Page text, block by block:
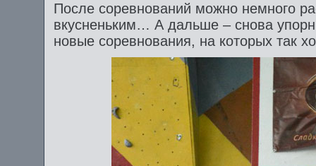
После соревнований можно немного
вкусненьким… А дальше – снова
новые соревнования, на которых так